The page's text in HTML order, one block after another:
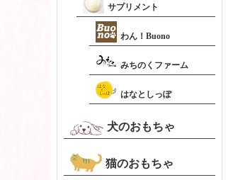
サプリメント
わん！Buono
みちのくファーム
はなとしっぽ
犬のおもちゃ
猫のおもちゃ